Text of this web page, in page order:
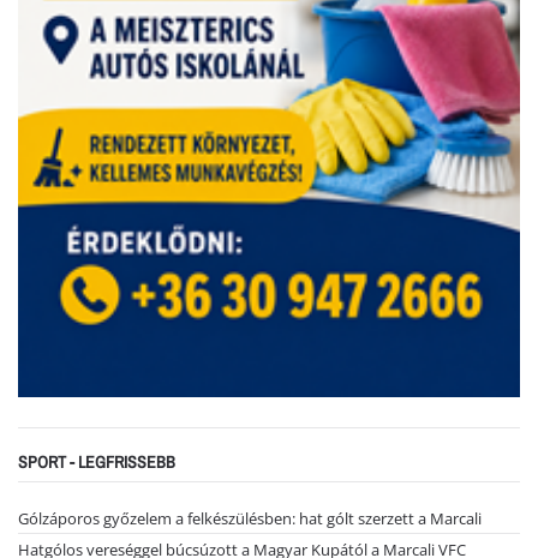
SPORT - LEGFRISSEBB
Gólzáporos győzelem a felkészülésben: hat gólt szerzett a Marcali
Hatgólos vereséggel búcsúzott a Magyar Kupától a Marcali VFC